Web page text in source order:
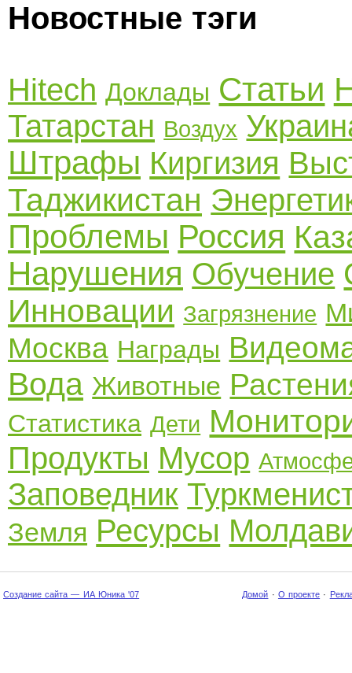
Новостные тэги
Hitech Доклады Статьи
Татарстан Воздух
Штрафы Киргизия
Таджикистан
Проблемы Россия
Нарушения Обучение
Инновации Загрязнение
Москва Награды
Вода Животные
Статистика Дети
Продукты Мусор
Заповедник
Земля Ресурсы
Создание сайта — ИА Юника '07 Домой · О проекте ·